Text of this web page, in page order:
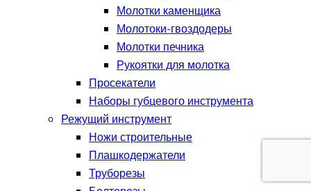
Молотки каменщика
Молотоки-гвоздодеры
Молотки печника
Рукоятки для молотка
Просекатели
Наборы губцевого инструмента
Режущий инструмент
Ножи строительные
Плашкодержатели
Труборезы